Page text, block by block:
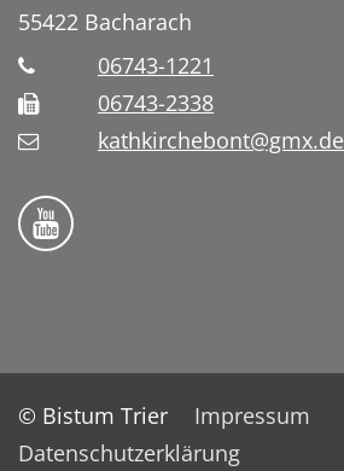
55422 Bacharach
06743-1221
06743-2338
kathkirchebont@gmx.de
Folge uns auf YouTube
© Bistum Trier
Impressum
Datenschutzerklärung